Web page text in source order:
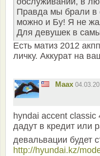
Правда мы брали в
можно и Бу! Я не
Для девушек в
Есть матиз 2012
личку. Аккурат на
Maax
hyndai accent classic
дадут в кредит или
девальвации будет
http://hyundai.kz/